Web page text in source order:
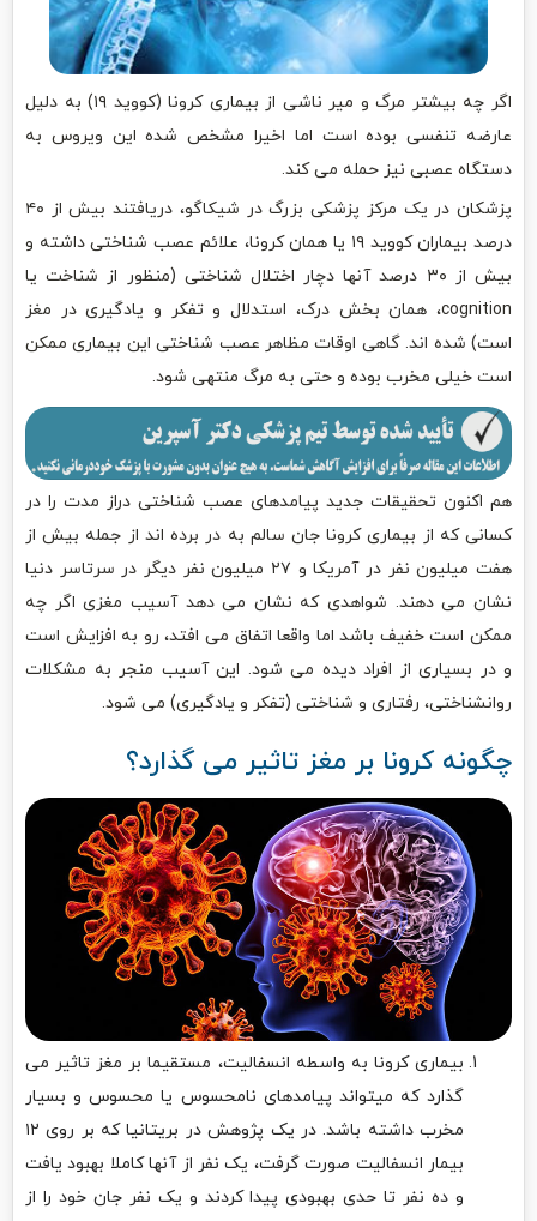
اگر چه بیشتر مرگ و میر ناشی از بیماری کرونا (کووید ۱۹) به دلیل
عارضه تنفسی بوده است اما اخیرا مشخص شده این ویروس به
دستگاه عصبی نیز حمله می کند.
پزشکان در یک مرکز پزشکی بزرگ در شیکاگو، دریافتند بیش از ۴۰
درصد بیماران کووید ۱۹ یا همان کرونا، علائم عصب شناختی داشته و
بیش از ۳۰ درصد آنها دچار اختلال شناختی (منظور از شناخت یا
cognition، همان بخش درک، استدلال و تفکر و یادگیری در مغز
است) شده اند. گاهی اوقات مظاهر عصب شناختی این بیماری ممکن
است خیلی مخرب بوده و حتی به مرگ منتهی شود.
هم اکنون تحقیقات جدید پیامدهای عصب شناختی دراز مدت را در
کسانی که از بیماری کرونا جان سالم به در برده اند از جمله بیش از
هفت میلیون نفر در آمریکا و ۲۷ میلیون نفر دیگر در سرتاسر دنیا
نشان می دهند. شواهدی که نشان می دهد آسیب مغزی اگر چه
ممکن است خفیف باشد اما واقعا اتفاق می افتد، رو به افزایش است
و در بسیاری از افراد دیده می شود. این آسیب منجر به مشکلات
روانشناختی، رفتاری و شناختی (تفکر و یادگیری) می شود.
چگونه کرونا بر مغز تاثیر می گذارد؟
بیماری کرونا به واسطه انسفالیت، مستقیما بر مغز تاثیر می
گذارد که میتواند پیامدهای نامحسوس یا محسوس و بسیار
مخرب داشته باشد. در یک پژوهش در بریتانیا که بر روی ۱۲
بیمار انسفالیت صورت گرفت، یک نفر از آنها کاملا بهبود یافت
و ده نفر تا حدی بهبودی پیدا کردند و یک نفر جان خود را از